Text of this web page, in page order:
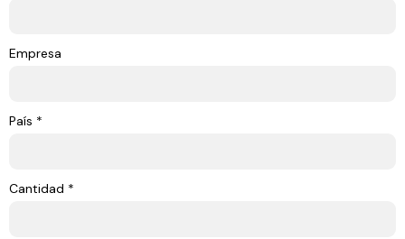
Empresa
País *
Cantidad *